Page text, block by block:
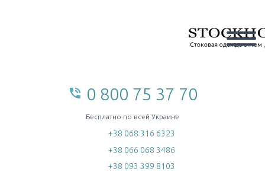
phone_in_talk 0 800 75 37 70
Бесплатно по всей Украине
+38 068 316 6323
+38 066 068 3486
+38 093 399 8103